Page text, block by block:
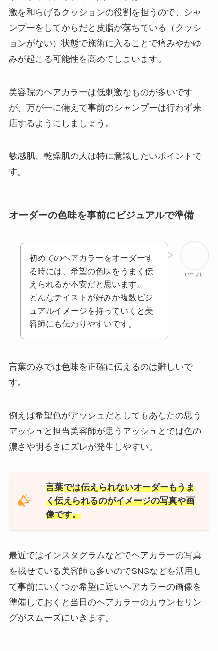
激を和らげるクッションの役割を担うので、シャ
ンプーをしてからだと皮脂が落ちている（クッシ
ョンがない）状態で施術に入ることで痛みやかゆ
みが起こる可能性を高めてしまいます。
美容院のヘアカラーは低刺激なものが多いです
が、万が一に備えて事前のシャンプーは行わず来
店するようにしましょう。
敏感肌、乾燥肌の人は特に意識したいポイントで
す。
オーダーの色味を事前にビジュアルで準備
ひでよし
初めてのヘアカラーをオーダーす
る時には、希望の色味をうまく伝
えられるか不安だと思います。
どんなテイストが好みか複数ビジ
ュアルイメージを持っていくと美
容師にも伝わりやすいです。
言葉のみでは色味を正確に伝えるのは難しいで
す。
例えば希望色がアッシュだとしてもあなたの思う
アッシュと担当美容師が思うアッシュとでは色の
濃さや明るさにズレが発生しやすい。
言葉では伝えられないオーダーもうま
く伝えられるのがイメージの写真や画
像です。
最近ではインスタグラムなどでヘアカラーの写真
を載せている美容師も多いのでSNSなどを活用し
て事前にいくつか希望に近いヘアカラーの画像を
準備しておくと当日のヘアカラーのカウンセリン
グがスムーズにいきます。